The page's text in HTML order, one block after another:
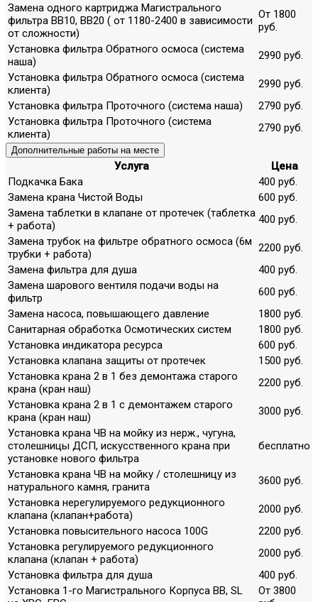
Замена одного картриджа Магистрального
фильтра ВВ10, ВВ20 ( от 1180-2400 в зависимости
от сложности)
От 1800
руб.
Установка фильтра Обратного осмоса (система
наша)
2990 руб.
Установка фильтра Обратного осмоса (система
клиента)
2990 руб.
Установка фильтра Проточного (система наша)
2790 руб.
Установка фильтра Проточного (система
клиента)
2790 руб.
Дополнительные работы на месте
Услуга
Цена
Подкачка Бака
400 руб.
Замена крана Чистой Воды
600 руб.
Замена таблетки в клапане от протечек (таблетка
+ работа)
400 руб.
Замена трубок на фильтре обратного осмоса (6м
трубки + работа)
2200 руб.
Замена фильтра для душа
400 руб.
Замена шарового вентиля подачи воды на
фильтр
600 руб.
Замена насоса, повышающего давление
1800 руб.
Санитарная обработка Осмотических систем
1800 руб.
Установка индикатора ресурса
600 руб.
Установка клапана защиты от протечек
1500 руб.
Установка крана 2 в 1 без демонтажа старого
крана (кран наш)
2200 руб.
Установка крана 2 в 1 с демонтажем старого
крана (кран наш)
3000 руб.
Установка крана ЧВ на мойку из нерж., чугуна,
столешницы ДСП, искусственного крана при
установке нового фильтра
бесплатно
Установка крана ЧВ на мойку / столешницу из
натурального камня, гранита
3600 руб.
Установка нерегулируемого редукционного
клапана (клапан+работа)
2000 руб.
Установка повысительного насоса 100G
2200 руб.
Установка регулируемого редукционного
клапана (клапан + работа)
2000 руб.
Установка фильтра для душа
400 руб.
Установка 1-го Магистрального Корпуса ВВ, SL
От 3800